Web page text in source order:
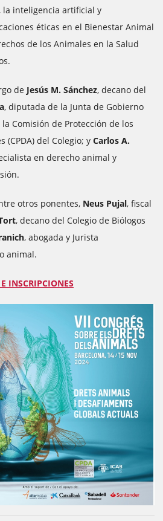
inteligencia artificial y
éticas en el Bienestar Animal
de los Animales en la Salud
de Jesús M. Sánchez, decano del
, diputada de la Junta de Gobierno
Comisión de Protección de los
(CPDA) del Colegio; y Carlos A.
en derecho animal y
otros ponentes, Neus Pujal, fiscal
, decano del Colegio de Biólogos
, abogada y Jurista
animal.
INSCRIPCIONES